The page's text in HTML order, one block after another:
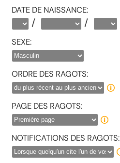
DATE DE NAISSANCE:
/ /
SEXE:
ORDRE DES RAGOTS:
PAGE DES RAGOTS:
NOTIFICATIONS DES RAGOTS: